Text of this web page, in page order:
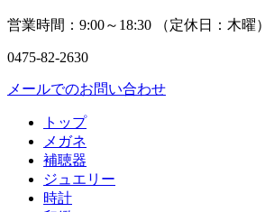
営業時間： 9:00～18:30 （定休日： 木曜）
0475-82-2630
メールでのお問い合わせ
トップ
メガネ
補聴器
ジュエリー
時計